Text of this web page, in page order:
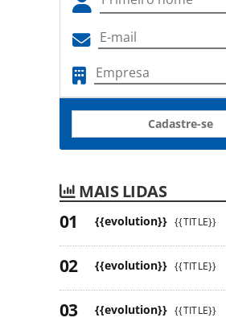
Cadastre-se
MAIS LIDAS
{{evolution}} {{TITLE}}
{{evolution}} {{TITLE}}
{{evolution}} {{TITLE}}